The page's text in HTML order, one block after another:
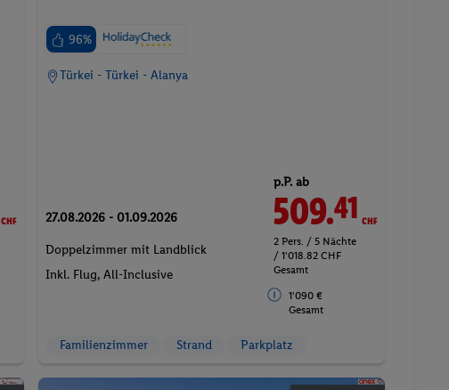
CHF
96%
Türkei - Türkei - Alanya
27.08.2026 - 01.09.2026
Doppelzimmer mit Landblick
Inkl. Flug, All-Inclusive
p.P. ab
509.41CHF
2 Pers. / 5 Nächte
/ 1'018.82 CHF
Gesamt
1'090 €
Gesamt
Familienzimmer Strand Parkplatz